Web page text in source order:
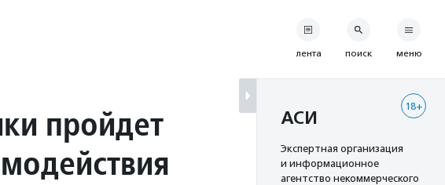
пройдет
лента поиск меню
18+
АСИ
Экспертная организация
и информационное
агентство некоммерческого